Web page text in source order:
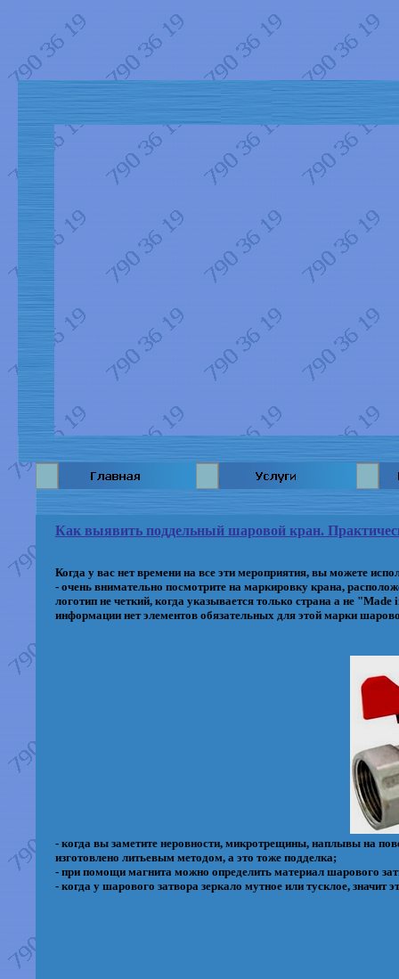
Как выявить поддельный шаровой кран.
Когда у вас нет времени на все эти мероприятия, вы можете
- очень внимательно посмотрите на маркировку крана,
логотип не четкий, когда указывается только страна а не
информации нет элементов обязательных для этой марки
- когда вы заметите неровности, микротрещины, наплывы на
изготовлено литьевым методом, а это тоже подделка;
- при помощи магнита можно определить материал шарового
- когда у шарового затвора зеркало мутное или тусклое, значит